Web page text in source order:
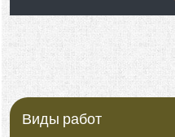
Виды работ